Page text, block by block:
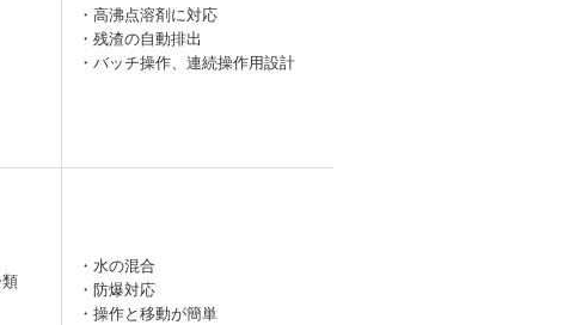
・高沸点溶剤に対応
・残渣の自動排出
・バッチ操作、連続操作用設計
・水の混合
・防爆対応
・操作と移動が簡単